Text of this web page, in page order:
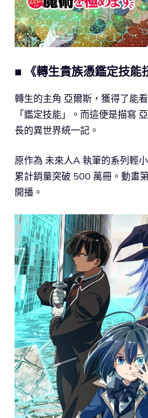
■ 《轉生貴族憑鑑定技能
轉生的主角 亞爾斯，獲得了能
「鑑定技能」。而這便是描寫
長的異世界統一記。
原作為 未來人A 執筆的系列輕
累計銷量突破 500 萬冊。動畫
開播。